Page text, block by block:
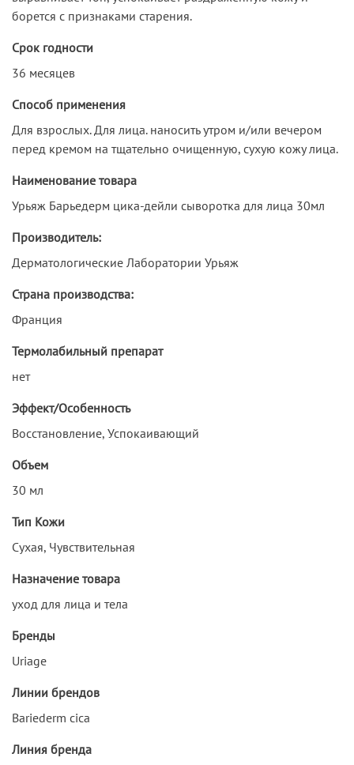
борется с признаками старения.
Срок годности
36 месяцев
Способ применения
Для взрослых. Для лица. наносить утром и/или вечером
перед кремом на тщательно очищенную, сухую кожу лица.
Наименование товара
Урьяж Барьедерм цика-дейли сыворотка для лица 30мл
Производитель:
Дерматологические Лаборатории Урьяж
Страна производства:
Франция
Термолабильный препарат
нет
Эффект/Особенность
Восстановление, Успокаивающий
Объем
30 мл
Тип Кожи
Сухая, Чувствительная
Назначение товара
уход для лица и тела
Бренды
Uriage
Линии брендов
Bariederm cica
Линия бренда